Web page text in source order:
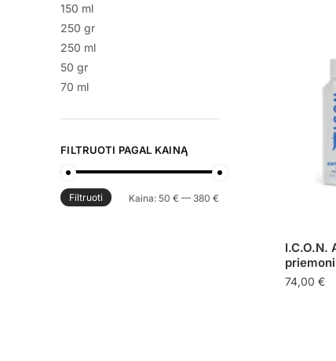
I.C.O.N.
74,00 €
150 ml
250 gr
250 ml
50 gr
70 ml
FILTRUOTI PAGAL KAINĄ
Filtruoti Kaina: 50 € — 380 €